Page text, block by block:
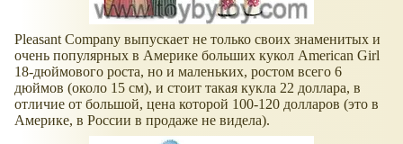
Pleasant Company выпускает не только своих знаменитых и
очень популярных в Америке больших кукол American Girl
18-дюймового роста, но и маленьких, ростом всего 6
дюймов (около 15 см), и стоит такая кукла 22 доллара, в
отличие от большой, цена которой 100-120 долларов (это в
Америке, в России в продаже не видела).